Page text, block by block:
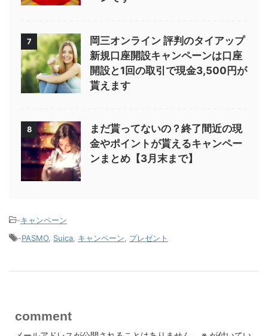
7
岡三オンライン 評判のタイアップ
新規口座開設キャンペーンは口座
開設と1回の取引で現金3,500円が
貰えます
8
まだ貰ってないの？終了間近の現
金やポイントが貰えるキャンペー
ンまとめ【3月末まで】
-キャンペーン
-PASMO, Suica, キャンペーン, プレゼント
comment